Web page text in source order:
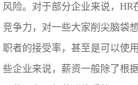
风险。对于部分企业来说，
竞争力，对一些大家削尖脑袋
职者的接受率，甚至是可以使
些企业来说，薪资一般除了根